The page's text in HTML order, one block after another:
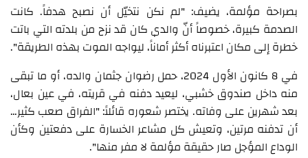
بصراحة مؤلمة، يضيف: "لم نكن نتخيّل أن نصبح هدفاً. كانت
الصدمة كبيرة، خصوصاً أنّ والدي كان قد نزح من بلدته التي باتت
خطرة إلى مكان اعتبرناه أكثر أماناً، ليواجه الموت بهذه الطريقة".
في 8 كانون الأول 2024، حمل رضوان جثمان والده، أو ما تبقى
منه داخل صندوق خشبي، ليعيد دفنه في قريته، في عين بعال،
بعد شهرين على وفاته. يختصر شعوره قائلاً: "الفراق صعب كثير…
أن تدفنه مرتين، وتعيش كل مشاعر الخسارة على دفعتين وكأن
الوداع المؤجل صار حقيقة مؤلمة لا مفر منها".